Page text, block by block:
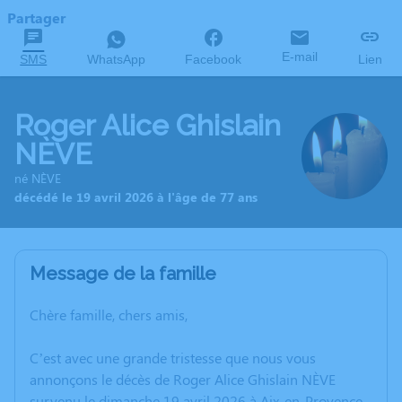
Partager
SMS WhatsApp Facebook E-mail Lien
Roger Alice Ghislain
NÈVE
né NÈVE
décédé le 19 avril 2026 à l'âge de 77 ans
Message de la famille
Chère famille, chers amis,
C’est avec une grande tristesse que nous vous
annonçons le décès de Roger Alice Ghislain NÈVE